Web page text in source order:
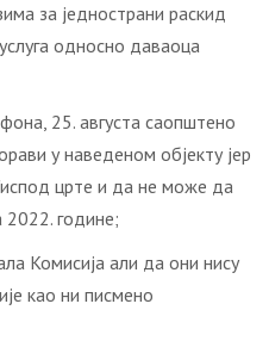
за једнострани раскид
односно даваоца
25. августа саопштено
у наведеном објекту јер
црте и да не може да
године;
Комисија али да они нису
као ни писмено